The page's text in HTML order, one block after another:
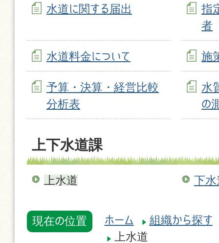
水道に関する届出
指
者
水道料金について 施
予算・決算・経営比較
分析表
水
の
上下水道課
上水道 下水
現在の位置 ホーム
組織から探す
上水道